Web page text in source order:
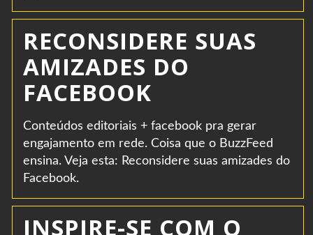
RECONSIDERE SUAS
AMIZADES DO
FACEBOOK
Conteúdos editoriais + facebook pra gerar
engajamento em rede. Coisa que o BuzzFeed
ensina. Veja esta: Reconsidere suas amizades do
Facebook.
INSPIRE-SE COM O